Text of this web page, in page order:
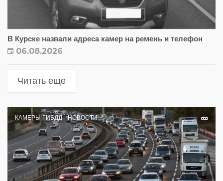
В Курске назвали адреса камер на ремень и телефон
06.08.2026
Читать еще
КАМЕРЫ ГИБДД НОВОСТИ